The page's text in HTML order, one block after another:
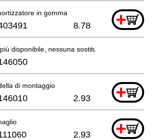
in gomma +
8.78
disponibile, nessuna sostituzione
di montaggio +
2.93
+
2.93